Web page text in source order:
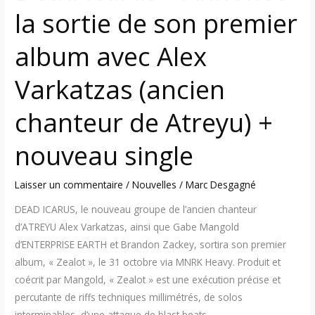
la sortie de son premier
album avec Alex
Varkatzas (ancien
chanteur de Atreyu) +
nouveau single
Laisser un commentaire /Nouvelles /Marc Desgagné
DEAD ICARUS, le nouveau groupe de l’ancien chanteur
d’ATREYU Alex Varkatzas, ainsi que Gabe Mangold
d’ENTERPRISE EARTH et Brandon Zackey, sortira son premier
album, « Zealot », le 31 octobre via MNRK Heavy. Produit et
coécrit par Mangold, « Zealot » est une exécution précise et
percutante de riffs techniques millimétrés, de solos
Varkatzas
(ancien
de
+
single